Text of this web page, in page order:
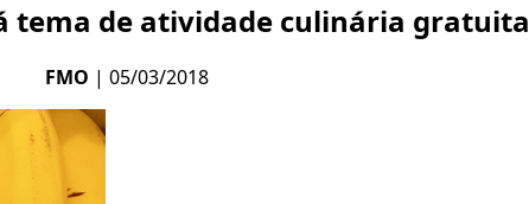
tema de atividade culinária gratuita
FMO | 05/03/2018